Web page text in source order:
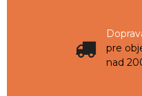
pre
nad